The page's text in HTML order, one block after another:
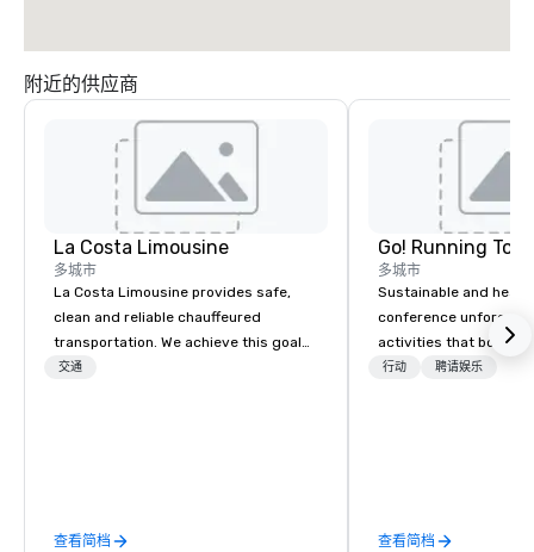
附近的供应商
La Costa Limousine
多城市
La Costa Limousine provides safe,
clean and reliable chauffeured
transportation. We achieve this goal
with highly trained chauffeurs, the
late model luxury vehicles to the
交通
查看简档
Go! Running
多城市
Sustainable and
conference
activities that boost
lower carbon
行动 聘请娱乐
查看简档